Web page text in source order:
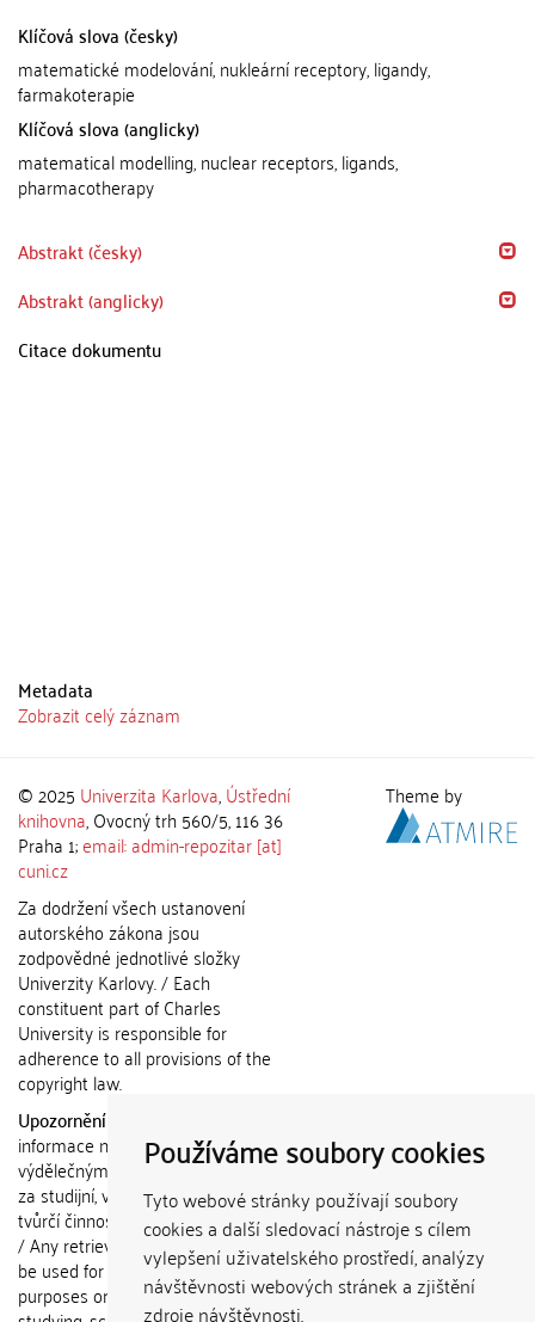
Používáme soubory cookies
Tyto webové stránky používají soubory
cookies a další sledovací nástroje s cílem
vylepšení uživatelského prostředí, analýzy
návštěvnosti webových stránek a zjištění
zdroje návštěvnosti.
Klíčová slova (česky)
matematické modelování, nukleární receptory, ligandy,
farmakoterapie
Klíčová slova (anglicky)
matematical modelling, nuclear receptors, ligands,
pharmacotherapy
Abstrakt (česky)
Abstrakt (anglicky)
Citace dokumentu
Metadata
Zobrazit celý záznam
© 2025 Univerzita Karlova,Ústřední
knihovna, Ovocný trh 560/5, 116 36
Praha 1;email: admin-repozitar [at]
cuni.cz
Za dodržení všech ustanovení
autorského zákona jsou
zodpovědné jednotlivé složky
Univerzity Karlovy. / Each
constituent part of Charles
University is responsible for
adherence to all provisions of the
copyright law.
Upozornění / Notice:
informace nemohou být použity k
výdělečným účelům nebo vydávány
za studijní, vědeckou nebo jinou
tvůrčí činnost jiné osoby než autora.
/ Any retrieved information shall not
be used for any commercial
purposes or claimed as results of
Theme by